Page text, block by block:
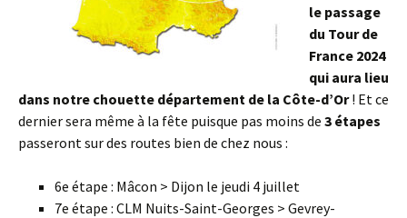
le passage
du Tour de
France 2024
qui aura lieu
dans notre chouette département de la Côte-d’Or! Et ce
dernier sera même à la fête puisque pas moins de 3 étapes
passeront sur des routes bien de chez nous :
6e étape : Mâcon > Dijon le jeudi 4 juillet
7e étape : CLM Nuits-Saint-Georges > Gevrey-